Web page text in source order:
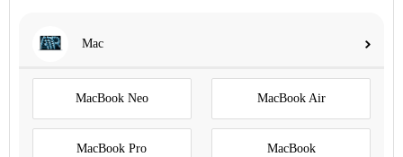
Mac
MacBook Neo MacBook Air
MacBook Pro MacBook